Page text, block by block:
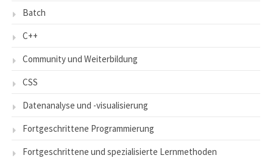
Batch
C++
Community und Weiterbildung
CSS
Datenanalyse und -visualisierung
Fortgeschrittene Programmierung
Fortgeschrittene und spezialisierte Lernmethoden